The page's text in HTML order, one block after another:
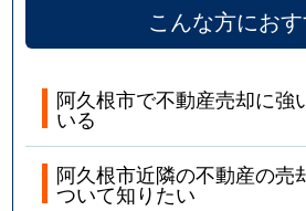
こんな方にお
阿久根市で不動産売却に強
いる
阿久根市近隣の不動産の売
ついて知りたい